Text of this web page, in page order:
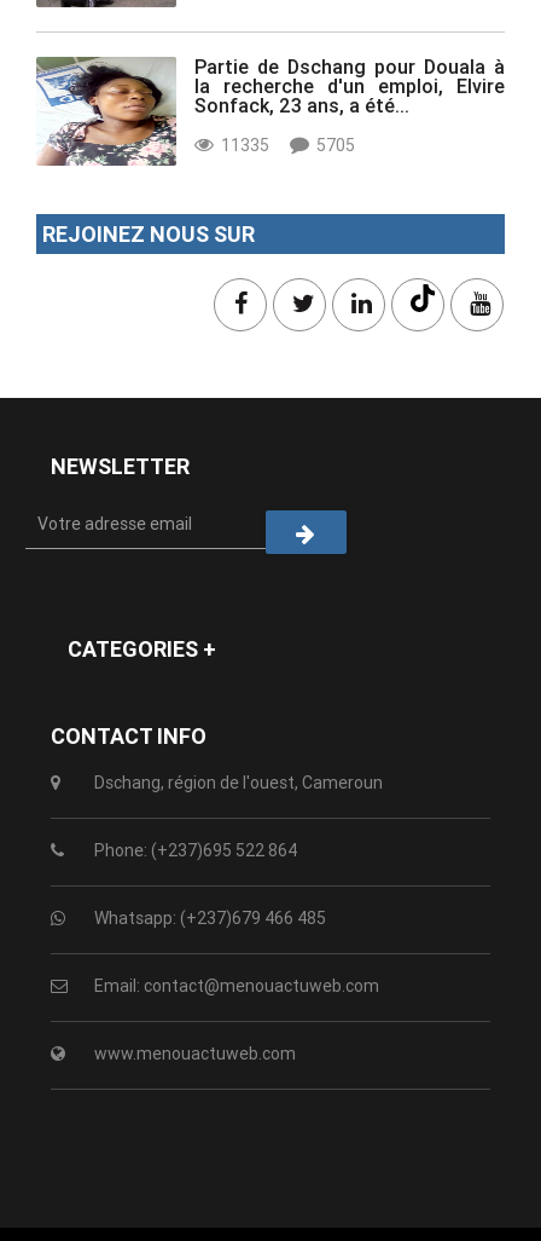
Partie de Dschang pour Douala à
la recherche d'un emploi, Elvire
Sonfack, 23 ans, a été...
11335 5705
REJOINEZ NOUS SUR
NEWSLETTER
CATEGORIES +
CONTACT INFO
Dschang, région de l'ouest, Cameroun
Phone: (+237)695 522 864
Whatsapp: (+237)679 466 485
Email: contact@menouactuweb.com
www.menouactuweb.com